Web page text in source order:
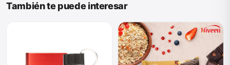
También te puede interesar